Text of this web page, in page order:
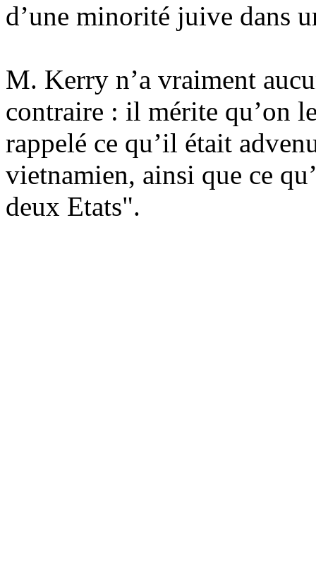
d’une minorité juive dans
M. Kerry n’a vraiment
contraire : il mérite qu’on
rappelé ce qu’il était
vietnamien, ainsi que ce
deux Etats".